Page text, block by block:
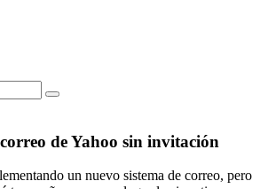
de Yahoo sin invitación
un nuevo sistema de correo, pero